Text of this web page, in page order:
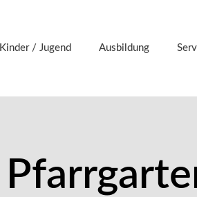
Kinder / Jugend Ausbildung